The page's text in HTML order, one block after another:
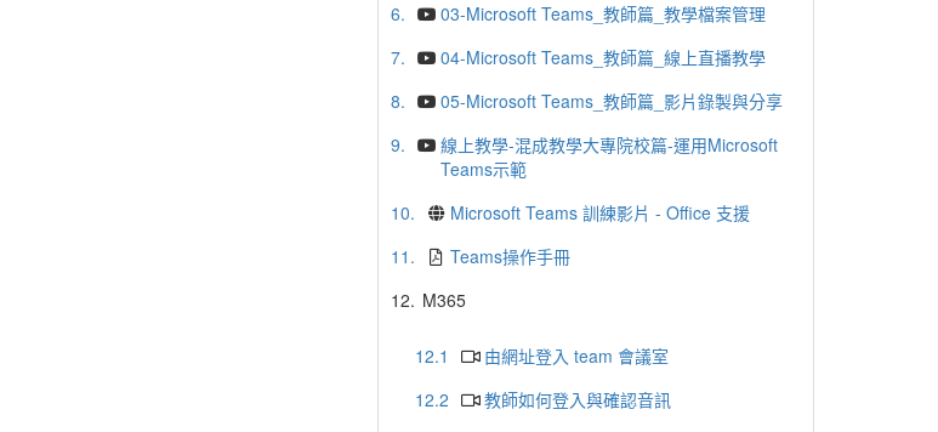
6.
03-Microsoft Teams_教師篇_教學檔案管理
7.
04-Microsoft Teams_教師篇_線上直播教學
8.
05-Microsoft Teams_教師篇_影片錄製與分享
9.
線上教學-混成教學大專院校篇-運用Microsoft
Teams示範
10.
Microsoft Teams 訓練影片 - Office 支援
11.
Teams操作手冊
12. M365
12.1
由網址登入 team 會議室
12.2
教師如何登入與確認音訊